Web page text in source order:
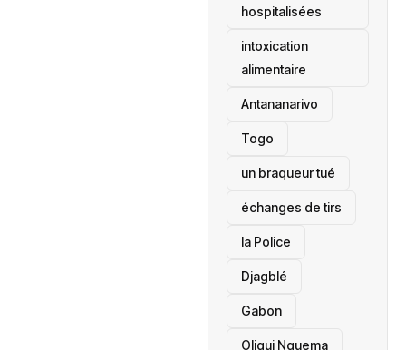
hospitalisées
intoxication
alimentaire
Antananarivo
‎Togo
un braqueur tué
échanges de tirs
la Police
Djagblé
Gabon
Oligui Nguema